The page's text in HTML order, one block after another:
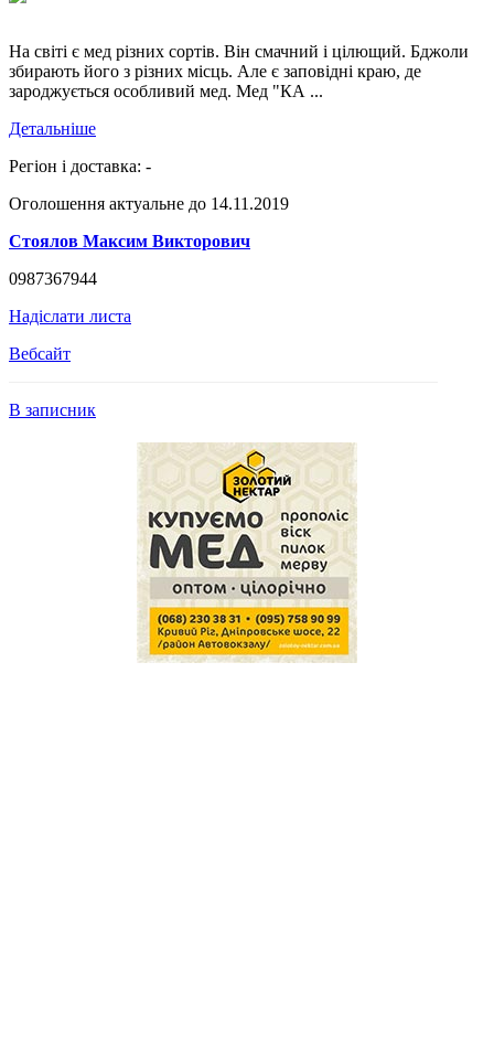
На світі є мед різних сортів. Він смачний і цілющий. Бджоли
збирають його з різних місць. Але є заповідні краю, де
зароджується особливий мед. Мед "КА ...
Детальніше
Регіон і доставка: -
Оголошення актуальне до 14.11.2019
Стоялов Максим Викторович
0987367944
Надіслати листа
Вебсайт
В записник